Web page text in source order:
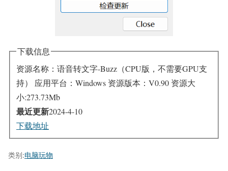
下载信息
资源名称：语音转文字-Buzz（CPU版，不需要GPU支
持）
应用平台：Windows 资源版本：V0.90 资源大
小:273.73Mb
最近更新2024-4-10
下载地址
类别:电脑玩物